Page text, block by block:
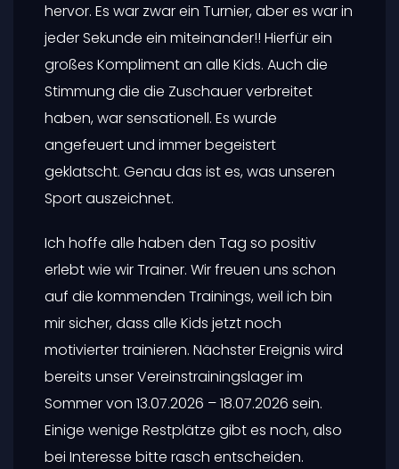
hervor. Es war zwar ein Turnier, aber es war in
jeder Sekunde ein miteinander!! Hierfür ein
großes Kompliment an alle Kids. Auch die
Stimmung die die Zuschauer verbreitet
haben, war sensationell. Es wurde
angefeuert und immer begeistert
geklatscht. Genau das ist es, was unseren
Sport auszeichnet.
Ich hoffe alle haben den Tag so positiv
erlebt wie wir Trainer. Wir freuen uns schon
auf die kommenden Trainings, weil ich bin
mir sicher, dass alle Kids jetzt noch
motivierter trainieren. Nächster Ereignis wird
bereits unser Vereinstrainingslager im
Sommer von 13.07.2026 – 18.07.2026 sein.
Einige wenige Restplätze gibt es noch, also
bei Interesse bitte rasch entscheiden.